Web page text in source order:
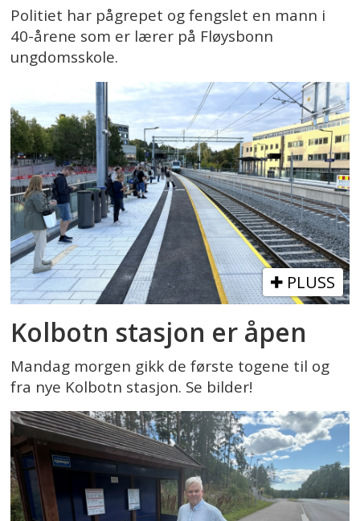
Politiet har pågrepet og fengslet en mann i
40-årene som er lærer på Fløysbonn
ungdomsskole.
PLUSS
Kolbotn stasjon er åpen
Mandag morgen gikk de første togene til og
fra nye Kolbotn stasjon. Se bilder!